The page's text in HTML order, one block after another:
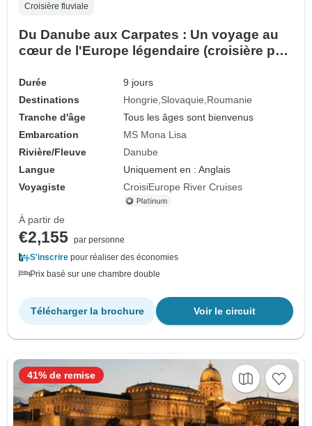
Croisière fluviale
Du Danube aux Carpates : Un voyage au
cœur de l'Europe légendaire (croisière port
Durée
9 jours
Destinations
Hongrie Slovaquie Roumanie
Tranche d'âge
Tous les âges sont bienvenus
Embarcation
MS Mona Lisa
Rivière/Fleuve
Danube
Langue
Uniquement en : Anglais
Voyagiste
CroisiEurope River Cruises
À partir de
€2,155 par personne
S'inscrire pour réaliser des économies
Prix basé sur une chambre double
Voir le circuit
Télécharger la brochure
41% de remise